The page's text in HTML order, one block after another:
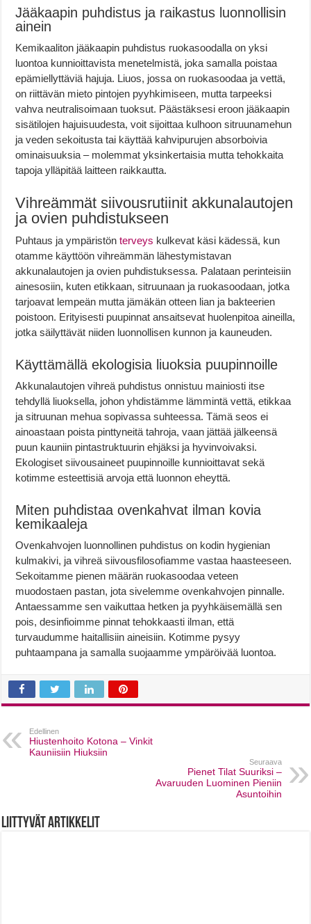
Jääkaapin puhdistus ja raikastus luonnollisin
ainein
Kemikaaliton jääkaapin puhdistus ruokasoodalla on yksi
luontoa kunnioittavista menetelmistä, joka samalla poistaa
epämiellyttäviä hajuja. Liuos, jossa on ruokasoodaa ja vettä,
on riittävän mieto pintojen pyyhkimiseen, mutta tarpeeksi
vahva neutralisoimaan tuoksut. Päästäksesi eroon jääkaapin
sisätilojen hajuisuudesta, voit sijoittaa kulhoon sitruunamehun
ja veden sekoitusta tai käyttää kahvipurujen absorboivia
ominaisuuksia – molemmat yksinkertaisia mutta tehokkaita
tapoja ylläpitää laitteen raikkautta.
Vihreämmät siivousrutiinit akkunalautojen
ja ovien puhdistukseen
Puhtaus ja ympäristönterveys kulkevat käsi kädessä, kun
otamme käyttöön vihreämmän lähestymistavan
akkunalautojen ja ovien puhdistuksessa. Palataan perinteisiin
ainesosiin, kuten etikkaan, sitruunaan ja ruokasoodaan, jotka
tarjoavat lempeän mutta jämäkän otteen lian ja bakteerien
poistoon. Erityisesti puupinnat ansaitsevat huolenpitoa aineilla,
jotka säilyttävät niiden luonnollisen kunnon ja kauneuden.
Käyttämällä ekologisia liuoksia puupinnoille
Akkunalautojen vihreä puhdistus onnistuu mainiosti itse
tehdyllä liuoksella, johon yhdistämme lämmintä vettä, etikkaa
ja sitruunan mehua sopivassa suhteessa. Tämä seos ei
ainoastaan poista pinttyneitä tahroja, vaan jättää jälkeensä
puun kauniin pintastruktuurin ehjäksi ja hyvinvoivaksi.
Ekologiset siivousaineet puupinnoille kunnioittavat sekä
kotimme esteettisiä arvoja että luonnon eheyttä.
Miten puhdistaa ovenkahvat ilman kovia
kemikaaleja
Ovenkahvojen luonnollinen puhdistus on kodin hygienian
kulmakivi, ja vihreä siivousfilosofiamme vastaa haasteeseen.
Sekoitamme pienen määrän ruokasoodaa veteen
muodostaen pastan, jota sivelemme ovenkahvojen pinnalle.
Antaessamme sen vaikuttaa hetken ja pyyhkäisemällä sen
pois, desinfioimme pinnat tehokkaasti ilman, että
turvaudumme haitallisiin aineisiin. Kotimme pysyy
puhtaampana ja samalla suojaamme ympäröivää luontoa.
Edellinen
Hiustenhoito Kotona – Vinkit
Kauniisiin Hiuksiin
Seuraava
Pienet Tilat Suuriksi –
Avaruuden Luominen Pieniin
Asuntoihin
Liittyvät artikkelit